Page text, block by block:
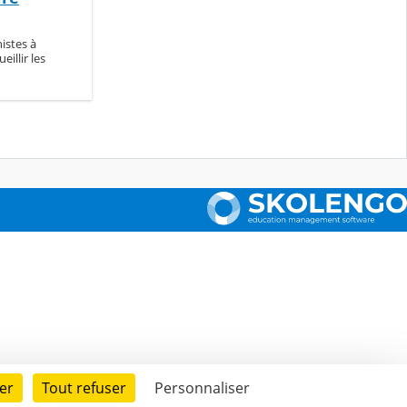
à
les
Tout refuser Personnaliser